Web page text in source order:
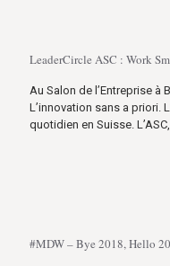
LeaderCircle ASC : Work
Au Salon de l’Entreprise à
L’innovation sans a priori.
quotidien en Suisse. L’ASC,
#MDW – Bye 2018, Hello